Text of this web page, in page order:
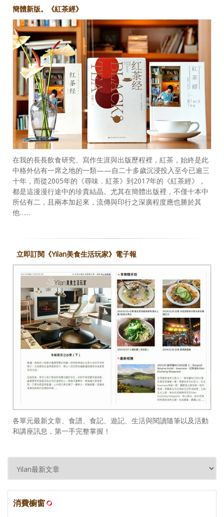
簡體新版。《紅茶經》
在我的長長飲食研究、寫作生涯與出版歷程裡，紅茶，始終是此
中格外佔有一席之地的一類——自二十多歲沉浸投入至今已逾三
十年，而從2005年的《尋味．紅茶》到2017年的《紅茶經》，
都是這漫漫行途中的珍貴結晶。尤其在簡體出版裡，不僅十本中
所佔有二，且兩本加起來，流傳與印行之深廣程度應也勝於其
他……
立即訂閱《Yilan美食生活玩家》電子報
各單元最新文章、食譜、食記、遊記、生活與閱讀隨筆以及活動
和講座訊息，第一手完整掌握！
消費櫥窗